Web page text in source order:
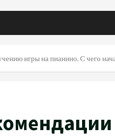
игры на пианино. С чего